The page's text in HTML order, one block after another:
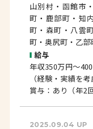
山別村・函館市
町・鹿部町・知
町・森町・八雲
町・奥尻町・乙
給与
年収350万円～
（経験・実績を考
賞与：あり（年2
2025.09.04 UP